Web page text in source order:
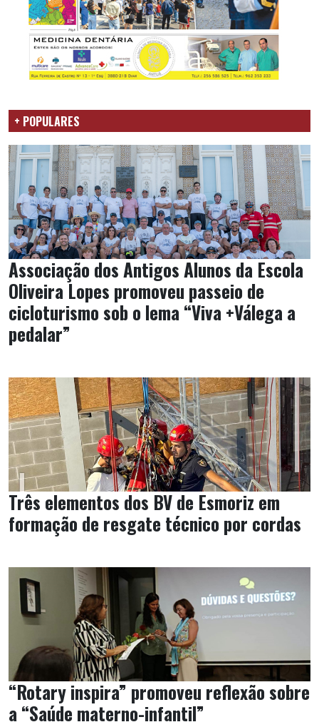
+ POPULARES
Associação dos Antigos Alunos da Escola
Oliveira Lopes promoveu passeio de
cicloturismo sob o lema “Viva +Válega a
pedalar”
Três elementos dos BV de Esmoriz em
formação de resgate técnico por cordas
“Rotary inspira” promoveu reflexão sobre
a “Saúde materno-infantil”